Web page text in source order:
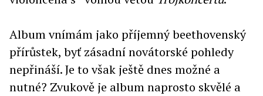
Album vnímám jako příjemný beethovenský
přírůstek, byť zásadní novátorské pohledy
nepřináší. Je to však ještě dnes možné a
nutné? Zvukově je album naprosto skvělé a